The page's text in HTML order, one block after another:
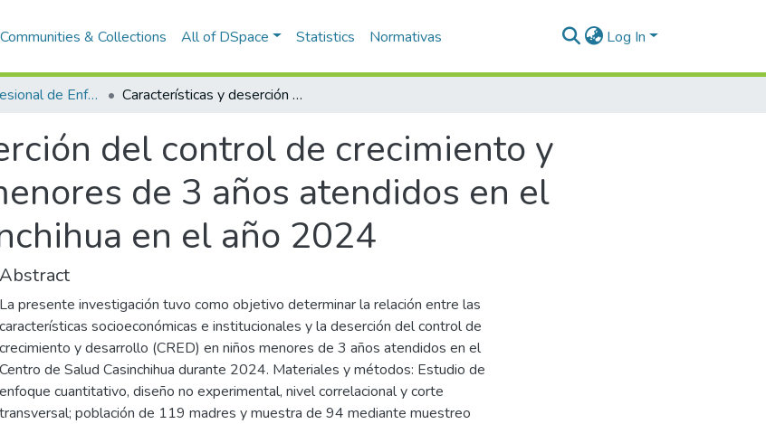
Communities & Collections All of DSpace Statistics Normativas Log In
Escuela Profesional de Enfermería Características y deserción del control de crecimiento y desarrollo en niños menores de 3 años atendidos en el Centro de Salud Casinchihua en el año 2024
del control de crecimiento y
de 3 años atendidos en el
en el año 2024
Abstract
La presente investigación tuvo como objetivo determinar la relación entre las
características socioeconómicas e institucionales y la deserción del control de
crecimiento y desarrollo (CRED) en niños menores de 3 años atendidos en el
Centro de Salud Casinchihua durante 2024. Materiales y métodos: Estudio de
enfoque cuantitativo, diseño no experimental, nivel correlacional y corte
transversal; población de 119 madres y muestra de 94 mediante muestreo